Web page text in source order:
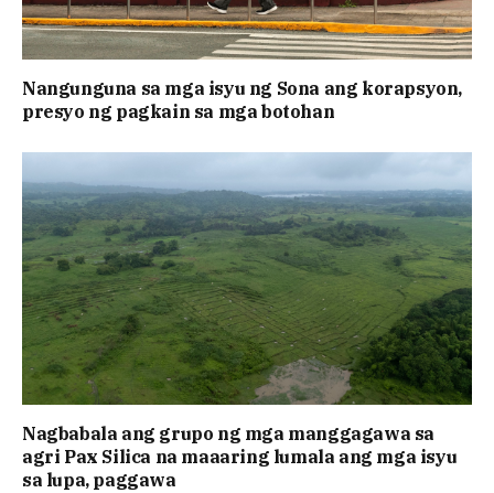
Nangunguna sa mga isyu ng Sona ang korapsyon,
presyo ng pagkain sa mga botohan
Nagbabala ang grupo ng mga manggagawa sa
agri Pax Silica na maaaring lumala ang mga isyu
sa lupa, paggawa